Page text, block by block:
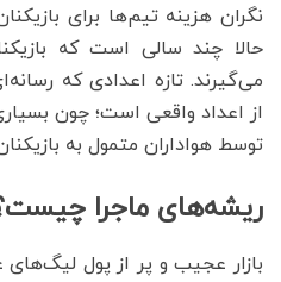
نگران هزینه تیم‌‌‌ها برای
حالا چند سالی است که
می‌‌‌گیرند. تازه اعدادی که
از اعداد واقعی است؛ چون
توسط هواداران متمول به
ریشه‌‌‌های ماجرا
بازار عجیب و پر از پول لیگ‌‌‌های